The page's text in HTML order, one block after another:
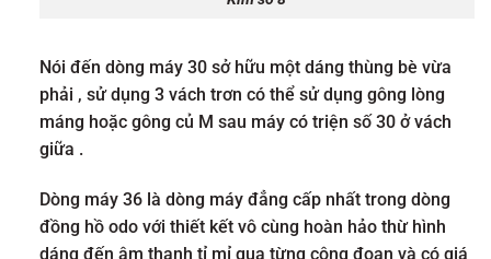
Nói đến dòng máy 30 sở hữu một dáng thùng bè vừa
phải , sử dụng 3 vách trơn có thể sử dụng gông lòng
máng hoặc gông củ M sau máy có triện số 30 ở vách
giữa .
Dòng máy 36 là dòng máy đẳng cấp nhất trong dòng
đồng hồ odo với thiết kết vô cùng hoàn hảo thừ hình
dáng đến âm thanh tỉ mỉ qua từng công đoạn và có giá